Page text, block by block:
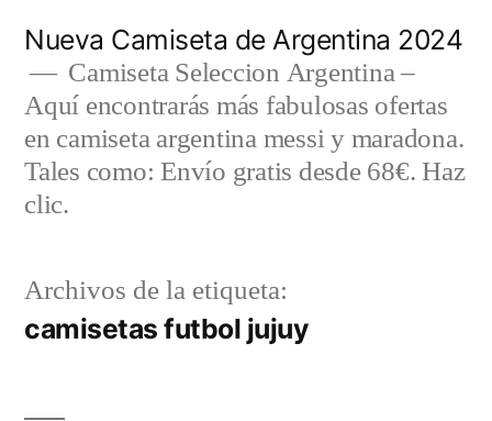
contenido
Nueva Camiseta de Argentina 2024
Camiseta Seleccion Argentina –
Aquí encontrarás más fabulosas ofertas
en camiseta argentina messi y maradona.
Tales como: Envío gratis desde 68€. Haz
clic.
Archivos de la etiqueta:
camisetas futbol jujuy